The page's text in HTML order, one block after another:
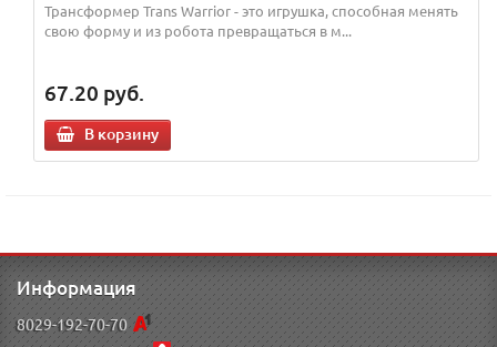
Трансформер Trans Warrior - это игрушка, способная менять
свою форму и из робота превращаться в м...
67.20 руб.
В корзину
Информация
8029-192-70-70